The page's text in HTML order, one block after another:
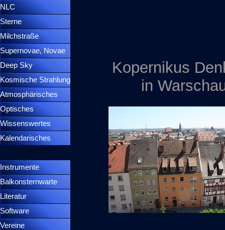
NLC
Sterne
Milchstraße
Supernovae, Novae
Deep Sky
Kosmische Strahlung
Atmosphärisches
Optisches
Wissenswertes
Kalendarisches
Instrumente
Balkonsternwarte
Literatur
Software
Vereine
Kopernikus
in